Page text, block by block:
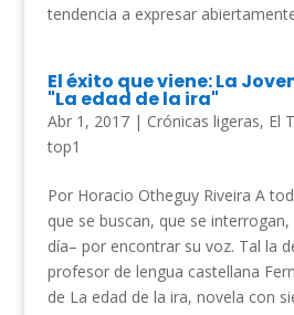
tendencia a expresar
El éxito que viene: La
"La edad de la ira"
Abr 1, 2017| Crónicas ligeras, El
top1
Por Horacio Otheguy Riveira A
que se buscan, que se
día– por encontrar su voz. Tal la
profesor de lengua castellana
de La edad de la ira, novela con